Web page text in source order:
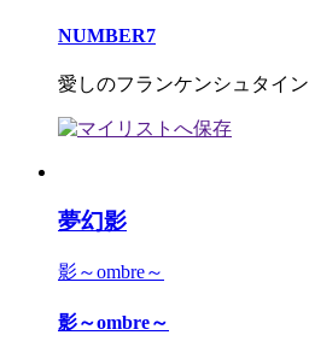
NUMBER7
愛しのフランケンシュタイン
夢幻影
影～ombre～
影～ombre～